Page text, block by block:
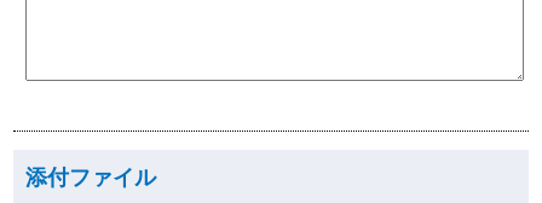
添付ファイル